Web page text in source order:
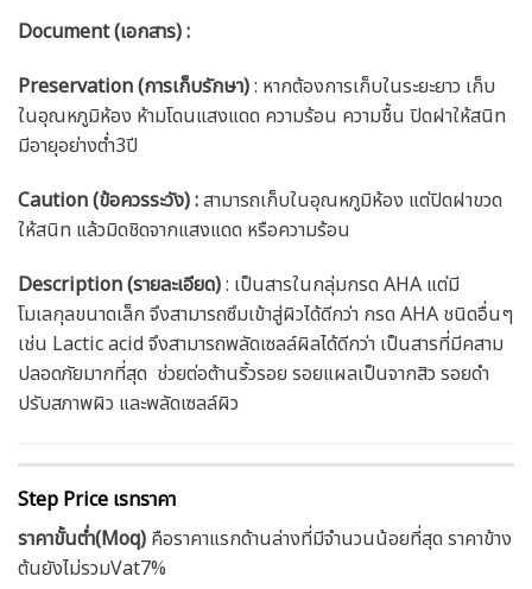
Document (เอกสาร):
Preservation (การเก็บรักษา): หากต้องการเก็บในระยะยาว เก็บ
ในอุณหภูมิห้อง ห้ามโดนแสงแดด ความร้อน ความชื้น ปิดฝาให้สนิท
มีอายุอย่างต่ำ3ปี
Caution (ข้อควรระวัง) :สามารถเก็บในอุณหภูมิห้อง แต่ปิดฝาขวด
ให้สนิท แล้วมิดชิดจากแสงแดด หรือความร้อน
Description (รายละเอียด): เป็นสารในกลุ่มกรด AHA แต่มี
โมเลกุลขนาดเล็ก จึงสามารถซึมเข้าสู่ผิวได้ดีกว่า กรด AHA ชนิดอื่นๆ
เช่น Lactic acid จึงสามารถพลัดเซลล์ผิลได้ดีกว่า เป็นสารที่มีคสาม
ปลอดภัยมากที่สุด ช่วยต่อต้านริ้วรอย รอยแผลเป็นจากสิว รอยดำ
ปรับสภาพผิว และพลัดเซลล์ผิว
Step Price เรทราคา
ราคาขั้นต่ำ(Moq) คือราคาแรกด้านล่างที่มีจำนวนน้อยที่สุด ราคาข้าง
ต้นยังไม่รวมVat7%